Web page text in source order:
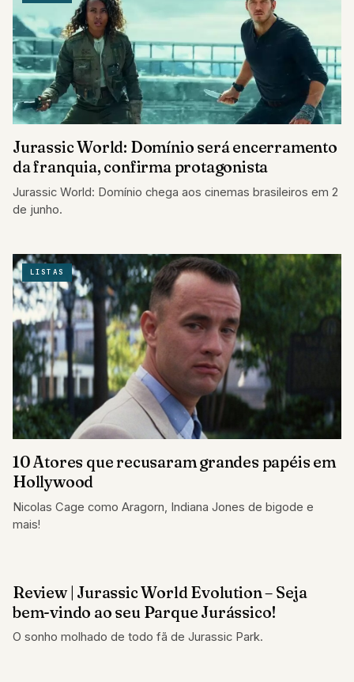
Jurassic World: Domínio será encerramento
da franquia, confirma protagonista
Jurassic World: Domínio chega aos cinemas brasileiros em 2
de junho.
LISTAS
10 Atores que recusaram grandes papéis em
Hollywood
Nicolas Cage como Aragorn, Indiana Jones de bigode e
mais!
CRÍTICAS
Review | Jurassic World Evolution – Seja
bem-vindo ao seu Parque Jurássico!
O sonho molhado de todo fã de Jurassic Park.